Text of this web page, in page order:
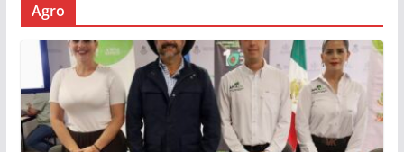
Agro